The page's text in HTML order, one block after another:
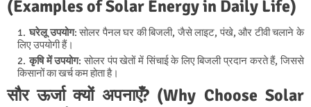
(Examples of Solar Energy in Daily Life)
घरेलू उपयोग: सोलर पैनल घर की बिजली, जैसे लाइट, पंखे, और टीवी चलाने के
लिए उपयोगी हैं।
कृषि में उपयोग: सोलर पंप खेतों में सिंचाई के लिए बिजली प्रदान करते हैं, जिससे
किसानों का खर्च कम होता है।
सौर ऊर्जा क्यों अपनाएँ? (Why Choose Solar